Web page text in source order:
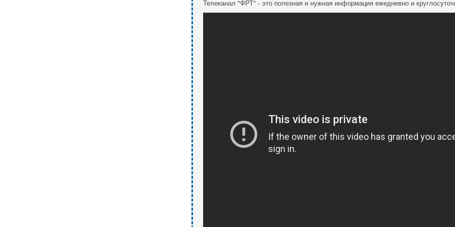
Телеканал "ФРТ" - это полезная и нужная информация ежедневно и